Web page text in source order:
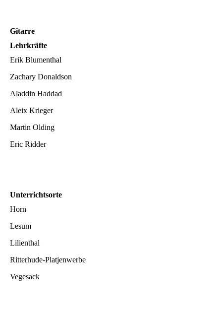
Gitarre
Lehrkräfte
Erik Blumenthal
Zachary Donaldson
Aladdin Haddad
Aleix Krieger
Martin Olding
Eric Ridder
Unterrichtsorte
Horn
Lesum
Lilienthal
Ritterhude-Platjenwerbe
Vegesack